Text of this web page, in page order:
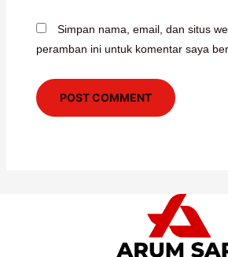
Simpan nama, email, dan situs
peramban ini untuk komentar saya